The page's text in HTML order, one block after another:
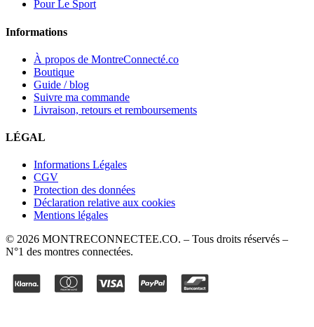
Pour Le Sport
Informations
À propos de MontreConnecté.co
Boutique
Guide / blog
Suivre ma commande
Livraison, retours et remboursements
LÉGAL
Informations Légales
CGV
Protection des données
Déclaration relative aux cookies
Mentions légales
© 2026 MONTRECONNECTEE.CO. – Tous droits réservés –
N°1 des montres connectées.